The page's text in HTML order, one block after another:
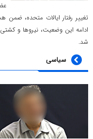
عضو مجمع
متحده، ضمن هشدار به عواقب
نیرو‌ها و کشتی‌های آمریکایی
خود
۲۱
گمنام